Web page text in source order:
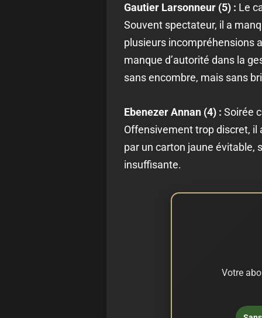
Gautier Larsonneur (5) : Le
Souvent spectateur, il a
plusieurs incompréhensions
manque d’autorité dans la
sans encombre, mais sans
Ebenezer Annan (4) : Soirée
Offensivement trop discret, il
par un carton jaune évitable,
insuffisante.
Votre